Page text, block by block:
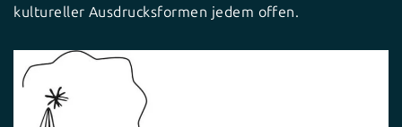
kultureller Ausdrucksformen jedem offen.